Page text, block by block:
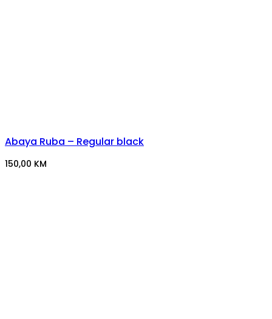
Abaya Ruba – Regular black
150,00 KM